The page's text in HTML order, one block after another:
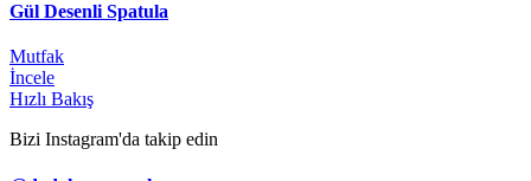
Gül Desenli Spatula
Mutfak
İncele
Hızlı Bakış
Bizi Instagram'da takip edin